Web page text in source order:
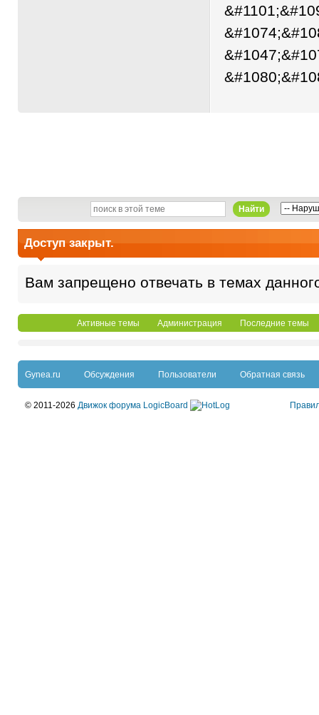
Найти
Доступ закрыт.
Вам запрещено отвечать в темах
Активные темы Администрация Последние темы
Gynea.ru Обсуждения Пользователи Обратная связь
© 2011-2026 Движок форума LogicBoard